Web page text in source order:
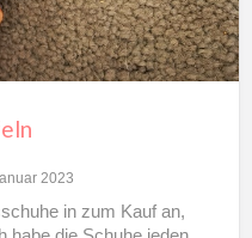
2023
in zum Kauf an,